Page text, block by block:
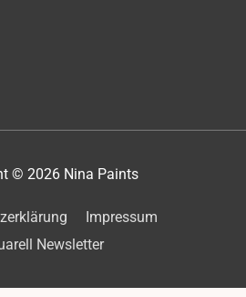
© 2026 Nina Paints
Impressum
Newsletter